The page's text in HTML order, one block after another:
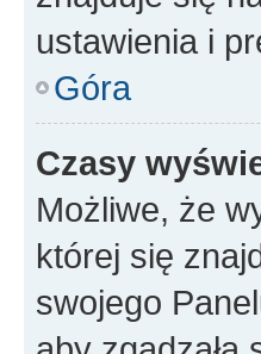
ustawienia i
Góra
Czasy
Możliwe, że
której się
swojego